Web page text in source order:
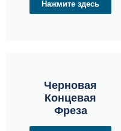
Нажмите здесь
Черновая
Концевая
Фреза